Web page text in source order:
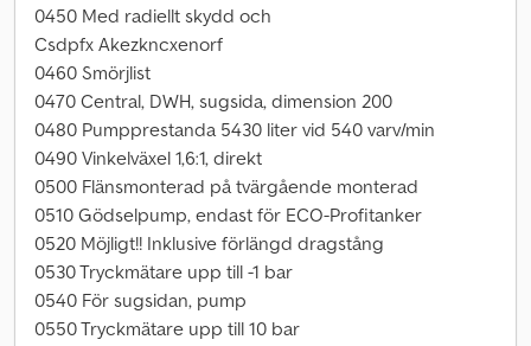
0450 Med radiellt skydd och
Csdpfx Akezkncxenorf
0460 Smörjlist
0470 Central, DWH, sugsida, dimension 200
0480 Pumpprestanda 5430 liter vid 540 varv/min
0490 Vinkelväxel 1,6:1, direkt
0500 Flänsmonterad på tvärgående monterad
0510 Gödselpump, endast för ECO-Profitanker
0520 Möjligt!! Inklusive förlängd dragstång
0530 Tryckmätare upp till -1 bar
0540 För sugsidan, pump
0550 Tryckmätare upp till 10 bar